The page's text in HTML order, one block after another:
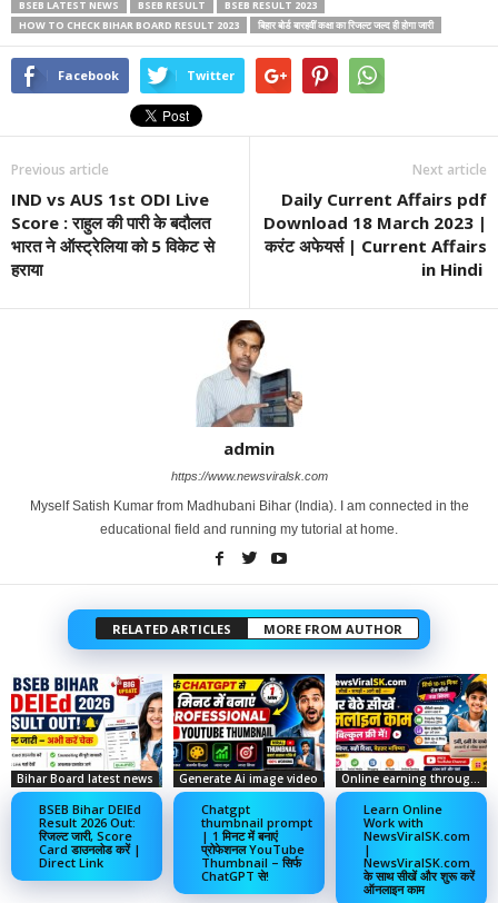
BSEB LATEST NEWS
BSEB RESULT
BSEB RESULT 2023
HOW TO CHECK BIHAR BOARD RESULT 2023
बिहार बोर्ड बारहवीं कक्षा का रिजल्ट जल्द ही होगा जारी
Facebook Twitter
Previous article
IND vs AUS 1st ODI Live
Score : राहुल की पारी के बदौलत
भारत ने ऑस्ट्रेलिया को 5 विकेट से
हराया
Next article
Daily Current Affairs pdf
Download 18 March 2023 |
करंट अफेयर्स | Current Affairs
in Hindi
admin
https://www.newsviralsk.com
Myself Satish Kumar from Madhubani Bihar (India). I am connected in the
educational field and running my tutorial at home.
RELATED ARTICLES MORE FROM AUTHOR
Bihar Board latest news
BSEB Bihar DElEd
Result 2026 Out:
रिजल्ट जारी, Score
Card डाउनलोड करें |
Direct Link
Generate Ai image video
Chatgpt
thumbnail prompt
| 1 मिनट में बनाएं
प्रोफेशनल YouTube
Thumbnail – सिर्फ
ChatGPT से!
Learn Online
Work with
NewsViralSK.com
|
NewsViralSK.com
के साथ सीखें और शुरू करें
ऑनलाइन काम